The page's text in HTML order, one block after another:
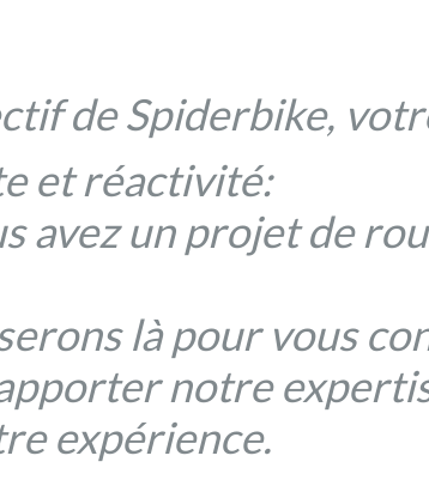
de Spiderbike,
et réactivité:
avez un projet de
là pour vous
notre
expérience.